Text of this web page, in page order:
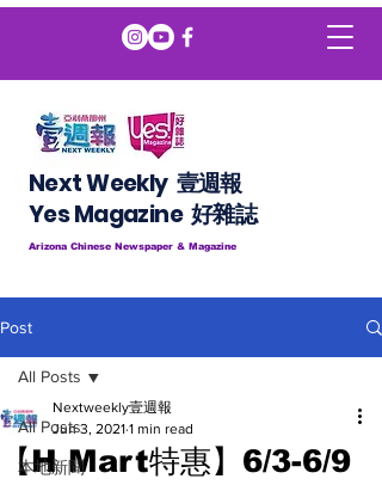
Next Weekly 壹週報
​​Yes Magazine 好雜誌
Arizona Chinese Newspaper & Magazine
Post
All Posts
本地新聞
All Posts
【H Mart特惠】6/3-6/9
Nextweekly壹週報
Jun 3, 2021 1 min read